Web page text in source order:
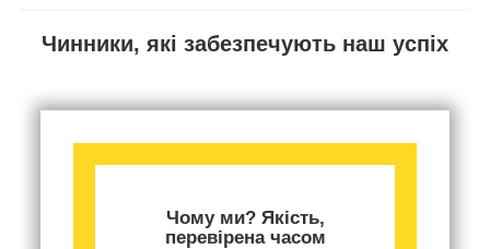
Чинники, які забезпечують наш успіх
Чому ми? Якість,
перевірена часом